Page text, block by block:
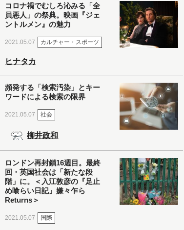
コロナ禍でむしろ沁みる「全
員悪人」の祭典。映画『ジェ
ントルメン』の魅力
2021.05.07 カルチャー・スポーツ
ヒナタカ
頻発する「検索汚染」とキー
ワードによる検索の限界
2021.05.07 社会
柳井政和
ロンドン再封鎖16週目。最終
回・英国社会は「新たな段
階」に。＜入江敦彦の『足止
め喰らい日記』嫌々乍ら
Returns＞
2021.05.07 国際